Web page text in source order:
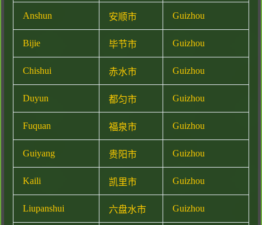
Anshun 安顺市 Guizhou
Bijie 毕节市 Guizhou
Chishui 赤水市 Guizhou
Duyun 都匀市 Guizhou
Fuquan 福泉市 Guizhou
Guiyang 贵阳市 Guizhou
Kaili 凯里市 Guizhou
Liupanshui 六盘水市 Guizhou